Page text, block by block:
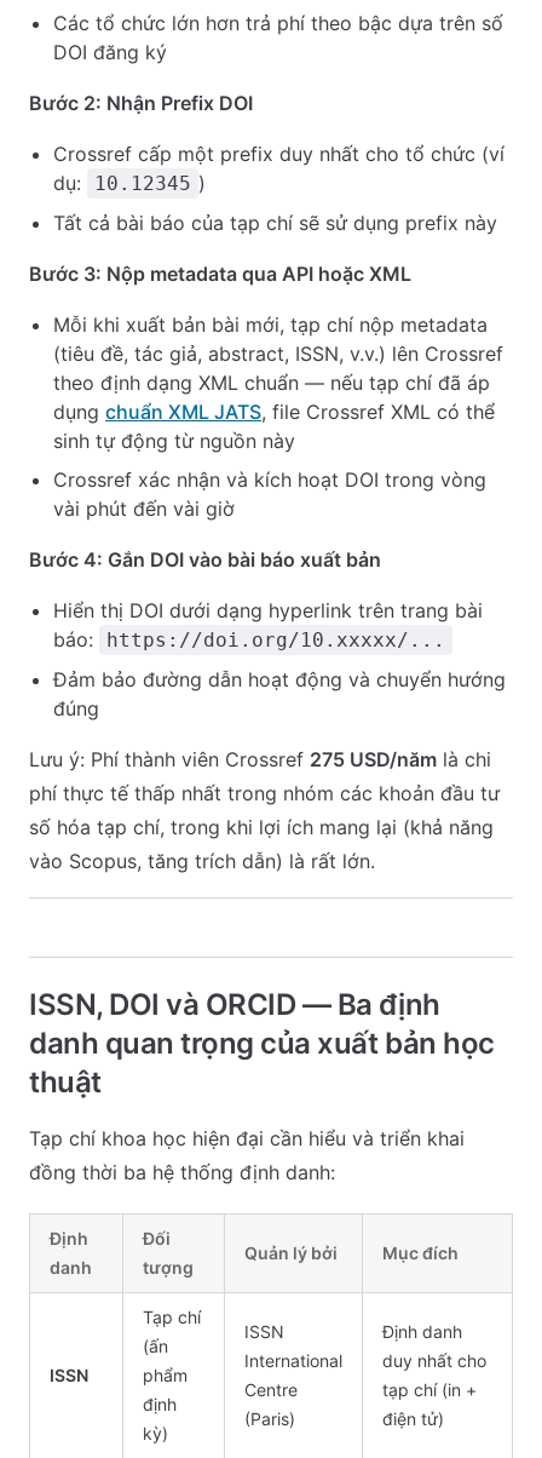
Các tổ chức lớn hơn trả phí theo bậc dựa trên số
DOI đăng ký
Bước 2: Nhận Prefix DOI
Crossref cấp một prefix duy nhất cho tổ chức (ví
dụ:
10.12345 )
Tất cả bài báo của tạp chí sẽ sử dụng prefix này
Bước 3: Nộp metadata qua API hoặc XML
Mỗi khi xuất bản bài mới, tạp chí nộp metadata
(tiêu đề, tác giả, abstract, ISSN, v.v.) lên Crossref
theo định dạng XML chuẩn — nếu tạp chí đã áp
dụng chuẩn XML JATS, file Crossref XML có thể
sinh tự động từ nguồn này
Crossref xác nhận và kích hoạt DOI trong vòng
vài phút đến vài giờ
Bước 4: Gắn DOI vào bài báo xuất bản
Hiển thị DOI dưới dạng hyperlink trên trang bài
báo:
https://doi.org/10.xxxxx/...
Đảm bảo đường dẫn hoạt động và chuyển hướng
đúng
Lưu ý: Phí thành viên Crossref 275 USD/năm là chi
phí thực tế thấp nhất trong nhóm các khoản đầu tư
số hóa tạp chí, trong khi lợi ích mang lại (khả năng
vào Scopus, tăng trích dẫn) là rất lớn.
ISSN, DOI và ORCID — Ba định
danh quan trọng của xuất bản học
thuật
Tạp chí khoa học hiện đại cần hiểu và triển khai
đồng thời ba hệ thống định danh:
Định
danh
Đối
tượng
Quản lý bởi Mục đích
ISSN
Tạp chí
(ấn
phẩm
định
kỳ)
ISSN
International
Centre
(Paris)
Định danh
duy nhất cho
tạp chí (in +
điện tử)